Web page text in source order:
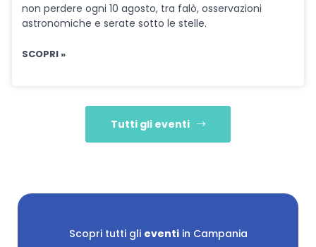
non perdere ogni 10 agosto, tra falò, osservazioni
astronomiche e serate sotto le stelle.
SCOPRI »
Tutti gli eventi
Scopri tutti gli eventiin Campania